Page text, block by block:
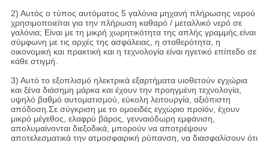
2) Αυτός ο τύπος αυτόματος 5 γαλόνια μηχανή πλήρωσης νερού
χρησιμοποιείται για την πλήρωση καθαρό / μεταλλικό νερό σε
γαλόνια; Είναι με τη μικρή χωρητικότητα της απλής γραμμής.είναι
σύμφωνη με τις αρχές της ασφάλειας, η σταθερότητα, η
οικονομική και πρακτική και η τεχνολογία είναι ηγετικό επίπεδο σε
κάθε στιγμή.
3) Αυτό το εξοπλισμό ηλεκτρικά εξαρτήματα υιοθετούν εγχώρια
και ξένα διάσημη μάρκα και έχουν την προηγμένη τεχνολογία,
υψηλό βαθμό αυτοματισμού, εύκολη λειτουργία, αξιόπιστη
απόδοση.Σε σύγκριση με το ομοειδές εγχώριο προϊόν, έχουν
μικρό μέγεθος, ελαφρύ βάρος, γενναιόδωρη εμφάνιση,
απολυμαίνονται διεξοδικά, μπορούν να αποτρέψουν
αποτελεσματικά την ατμοσφαιρική ρύπανση, να διασφαλίσουν ότι